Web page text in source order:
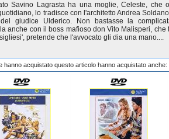
Savino Lagrasta ha una moglie, Celeste, che
lo tradisce con l'architetto Andrea
giudice Ulderico. Non bastasse la
anche con il boss mafioso don Vito Malisperi,
pretende che l'avvocato gli dia una mano....
hanno acquistato questo articolo hanno acquistato anche: